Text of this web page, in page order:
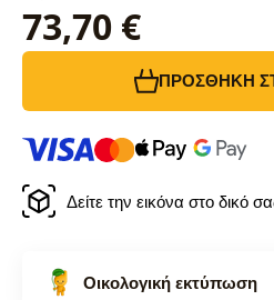
73,70 €
ΠΡΟΣΘΉΚΗ
Δείτε την εικόνα στο δικό
Οικολογική εκτύπωση